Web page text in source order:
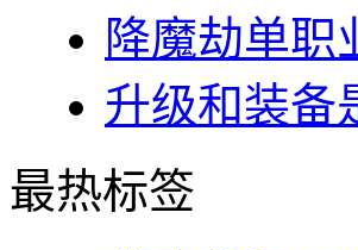
降魔劫单职
升级和装备
最热标签